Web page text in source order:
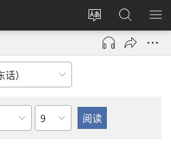
更
改
网
登
录
（打
搜
索
JW.ORG
显
章